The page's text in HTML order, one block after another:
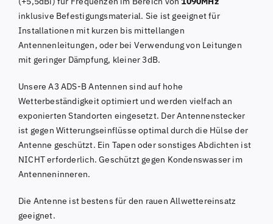
inklusive Befestigungsmaterial. Sie ist geeignet für
Installationen mit kurzen bis mittellangen
Antennenleitungen, oder bei Verwendung von Leitungen
mit geringer Dämpfung, kleiner 3dB.
Unsere A3 ADS-B Antennen sind auf hohe
Wetterbeständigkeit optimiert und werden vielfach an
exponierten Standorten eingesetzt. Der Antennenstecker
ist gegen Witterungseinflüsse optimal durch die Hülse der
Antenne geschützt. Ein Tapen oder sonstiges Abdichten ist
NICHT erforderlich. Geschützt gegen Kondenswasser im
Antenneninneren.
Die Antenne ist bestens für den rauen Allwettereinsatz
geeignet.